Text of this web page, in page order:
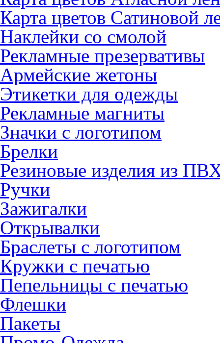
Карта цветов Сатиновой
Наклейки со смолой
Рекламные презервативы
Армейские жетоны
Этикетки для одежды
Рекламные магниты
Значки с логотипом
Брелки
Резиновые изделия из
Ручки
Зажигалки
Открывалки
Браслеты с логотипом
Кружки с печатью
Пепельницы с печатью
Флешки
Пакеты